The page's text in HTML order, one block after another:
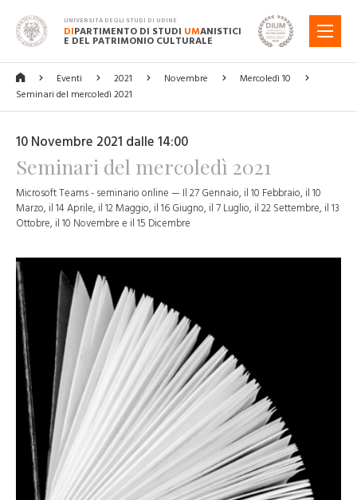
UNIVERSITÀ DEGLI STUDI DI UDINE
DIPARTIMENTO DI STUDI UMANISTICI
E DEL PATRIMONIO CULTURALE
MENU
Eventi 2021 Novembre
Mercoledì 10
Seminari del mercoledì 2021
10 Novembre 2021 dalle 14:00
Seminari del mercoledì 2021
Microsoft Teams - seminario online — Il 27 Gennaio, il 10 Febbraio, il 10
Marzo, il 14 Aprile, il 12 Maggio, il 16 Giugno, il 7 Luglio, il 22 Settembre, il 13
Ottobre, il 10 Novembre e il 15 Dicembre